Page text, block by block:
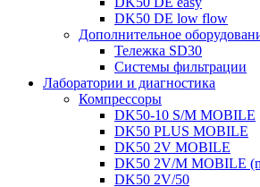
DK50 DE low flow
Дополнительное
Тележка SD30
Системы фильтрации
Лаборатории и диагностика
Компрессоры
DK50-10 S/M MOBILE
DK50 PLUS MOBILE
DK50 2V MOBILE
DK50 2V/M MOBILE
DK50 2V/50